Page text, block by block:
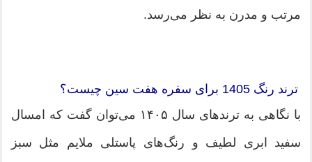
مرتب و مدرن به نظر می‌رسد.
ترند رنگ 1405 برای سفره هفت سین چیست؟
با نگاهی به ترندهای سال ۱۴۰۵ می‌توان گفت که امسال
سفید ابری لطیف و رنگ‌های پاستلی ملایم مثل سبز